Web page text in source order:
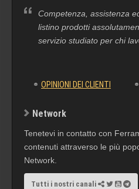
Competenza, assistenza
listino prodotti
servizio studiato per chi
OPINIONI DEI CLIENTI
Network
Tenetevi in contatto con
contenuti attraverso le più
Network.
Tutti i nostri canali